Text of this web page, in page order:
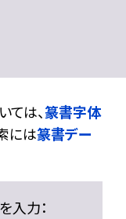
は、篆書字体
には篆書デー
入力：